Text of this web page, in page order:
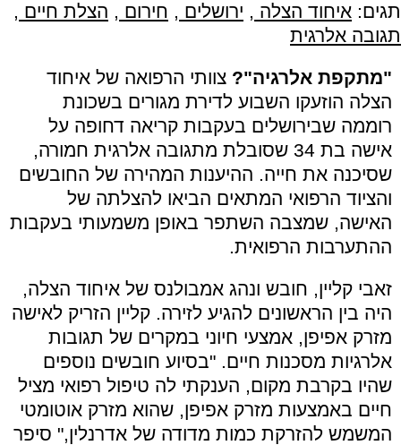
תגים: איחוד הצלה , ירושלים , חירום , הצלת חיים ,
תגובה אלרגית
"מתקפת אלרגיה"? צוותי הרפואה של איחוד
הצלה הוזעקו השבוע לדירת מגורים בשכונת
רוממה שבירושלים בעקבות קריאה דחופה על
אישה בת 34 שסובלת מתגובה אלרגית חמורה,
שסיכנה את חייה. ההיענות המהירה של החובשים
והציוד הרפואי המתאים הביאו להצלתה של
האישה, שמצבה השתפר באופן משמעותי בעקבות
ההתערבות הרפואית.
זאבי קליין, חובש ונהג אמבולנס של איחוד הצלה,
היה בין הראשונים להגיע לזירה. קליין הזריק לאישה
מזרק אפיפן, אמצעי חיוני במקרים של תגובות
אלרגיות מסכנות חיים. "בסיוע חובשים נוספים
שהיו בקרבת מקום, הענקתי לה טיפול רפואי מציל
חיים באמצעות מזרק אפיפן, שהוא מזרק אוטומטי
המשמש להזרקת כמות מדודה של אדרנלין," סיפר